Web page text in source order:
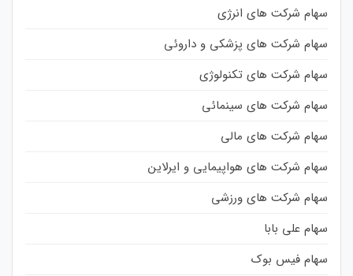
سهام شرکت های انرژی
سهام شرکت های پزشکی و داروئی
سهام شرکت های تکنولوژی
سهام شرکت های سینمائی
سهام شرکت های مالی
سهام شرکت های هواپیمایی و ایرلاین
سهام شرکت های ورزشی
سهام علی بابا
سهام فیس بوک